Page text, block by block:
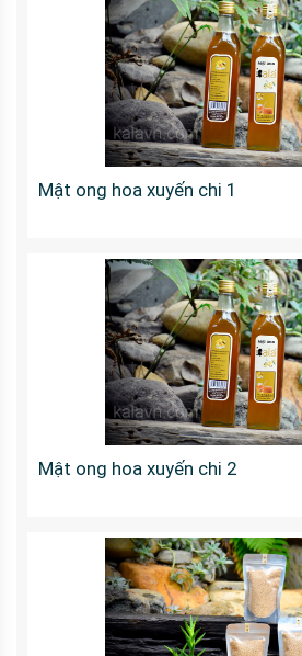
Mật ong hoa xuyến chi 1
Mật ong hoa xuyến chi 2